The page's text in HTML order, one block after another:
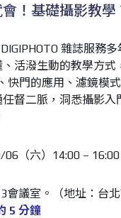
會！基礎攝影教
雜誌服務
活潑生動的教學方
快門的應用、濾鏡模
督二脈，洞悉攝影
（六）14:00 – 16:00
會議室。（地址：台
5 分鐘